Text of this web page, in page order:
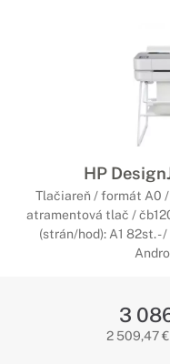
HP
Tlačiareň / formát A0
atramentová tlač /
(strán/hod): A1 82st. -
3
2 509,47